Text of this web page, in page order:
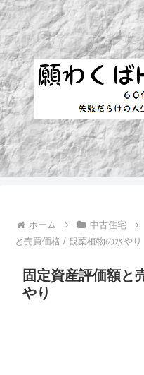
ホーム 中古住宅
と売買価格 / 観葉植物の水やり
固定資産評価額と
やり